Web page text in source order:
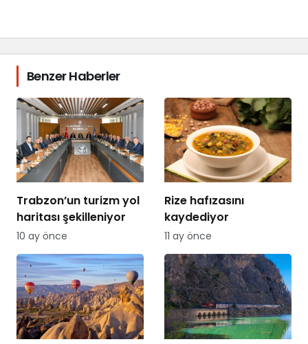
Benzer Haberler
Trabzon’un turizm yol
haritası şekilleniyor
10 ay önce
Rize hafızasını
kaydediyor
11 ay önce